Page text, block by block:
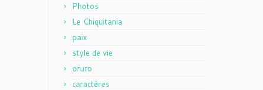
Photos
Le Chiquitania
paix
style de vie
oruro
caractères